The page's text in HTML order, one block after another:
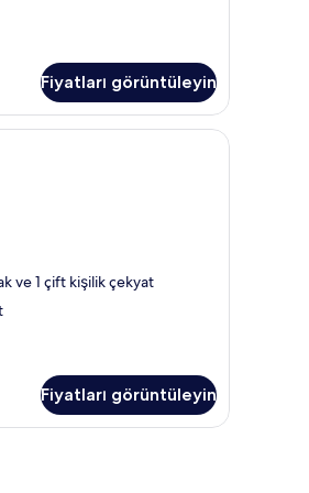
Fiyatları görüntüleyin
Anti alerjik yatak takımı, odada kasa, masa
ve 1 çift kişilik çekyat
Fiyatları görüntüleyin